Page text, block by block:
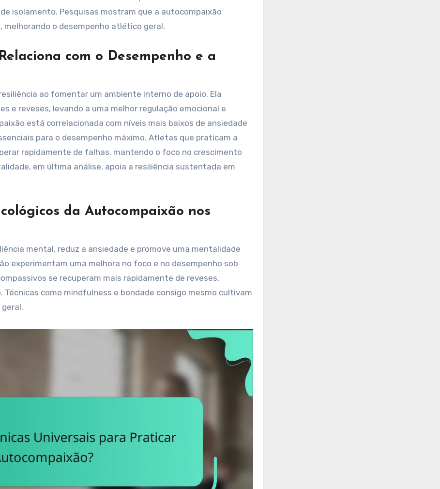
isolamento. Pesquisas mostram que a autocompaixão
o desempenho atlético geral.
com o Desempenho e a
ao fomentar um ambiente interno de apoio. Ela
e reveses, levando a uma melhor regulação emocional e
está correlacionada com níveis mais baixos de ansiedade
para o desempenho máximo. Atletas que praticam a
rapidamente de falhas, mantendo o foco no crescimento
em última análise, apoia a resiliência sustentada em
da Autocompaixão nos
mental, reduz a ansiedade e promove uma mentalidade
experimentam uma melhora no foco e no desempenho sob
se recuperam mais rapidamente de reveses,
como mindfulness e bondade consigo mesmo cultivam